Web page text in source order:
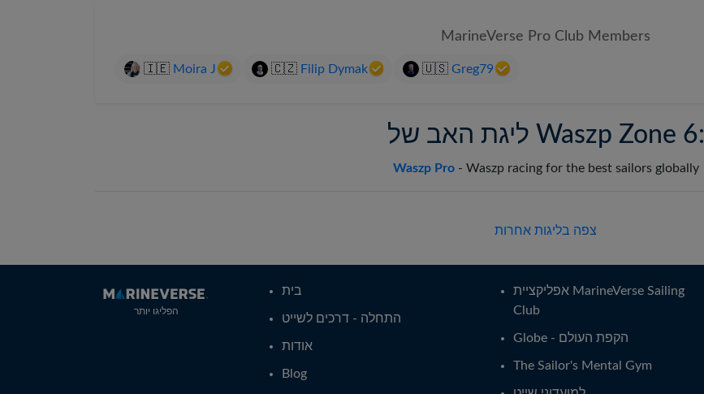
MarineVerse Pro Club Members
🇮🇪 Moira J 🇨🇿 Filip Dymak 🇺🇸 Greg79
ליגת האב של Waszp Zone 6:
Waszp Pro- Waszp racing for the best sailors globally
צפה בליגות אחרות
הפליגו יותר
בית
התחלה - דרכים לשייט
אודות
Blog
אפליקציית MarineVerse Sailing
Club
Globe - הקפת העולם
The Sailor's Mental Gym